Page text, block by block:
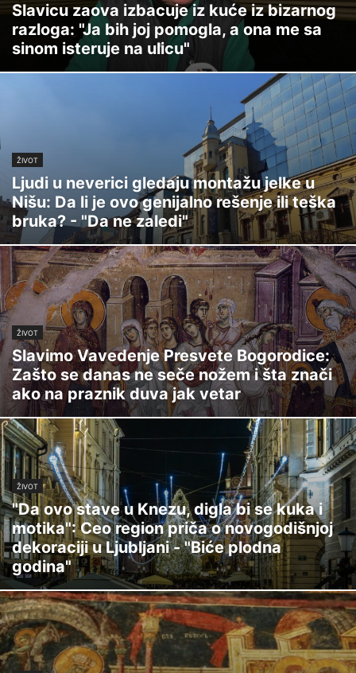
Slavicu zaova izbacuje iz kuće iz bizarnog
razloga: "Ja bih joj pomogla, a ona me sa
sinom isteruje na ulicu"
ŽIVOT
Ljudi u neverici gledaju montažu jelke u
Nišu: Da li je ovo genijalno rešenje ili teška
bruka? - "Da ne zaledi"
ŽIVOT
Slavimo Vavedenje Presvete Bogorodice:
Zašto se danas ne seče nožem i šta znači
ako na praznik duva jak vetar
ŽIVOT
"Da ovo stave u Knezu, digla bi se kuka i
motika": Ceo region priča o novogodišnjoj
dekoraciji u Ljubljani - "Biće plodna
godina"